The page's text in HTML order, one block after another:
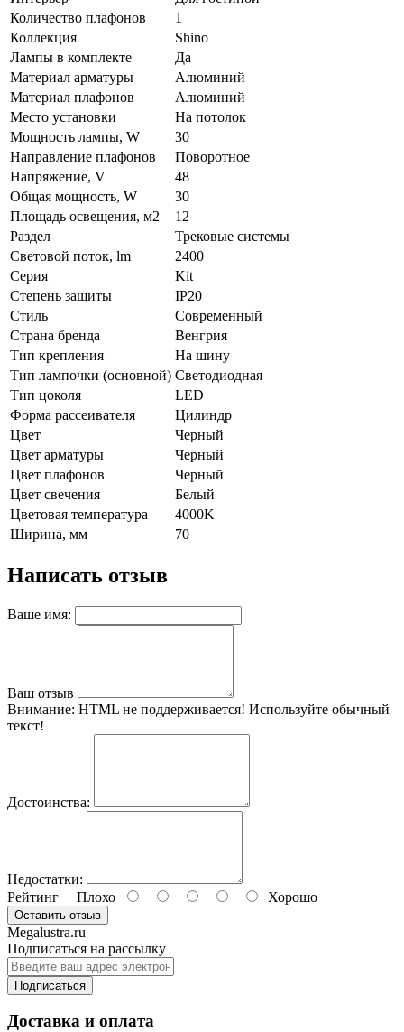
Количество плафонов
1
Коллекция
Shino
Лампы в комплекте
Да
Материал арматуры
Алюминий
Материал плафонов
Алюминий
Место установки
На потолок
Мощность лампы, W
30
Направление плафонов
Поворотное
Напряжение, V
48
Общая мощность, W
30
Площадь освещения, м2
12
Раздел
Трековые системы
Световой поток, lm
2400
Серия
Kit
Степень защиты
IP20
Стиль
Современный
Страна бренда
Венгрия
Тип крепления
На шину
Тип лампочки (основной) Светодиодная
Тип цоколя
LED
Форма рассеивателя
Цилиндр
Цвет
Черный
Цвет арматуры
Черный
Цвет плафонов
Черный
Цвет свечения
Белый
Цветовая температура
4000K
Ширина, мм
70
Написать отзыв
Ваше имя:
Ваш отзыв
Внимание: HTML не поддерживается! Используйте обычный
текст!
Достоинства:
Недостатки:
Рейтинг Плохо Хорошо
Оставить отзыв
Megalustra.ru
Подписаться на рассылку
Подписаться
Доставка и оплата